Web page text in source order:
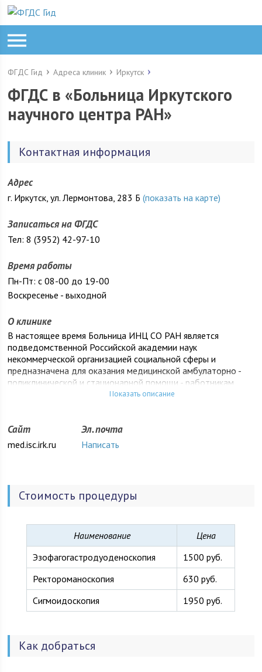
ФГДС Гид Адреса клиник Иркутск
ФГДС в «Больница Иркутского
научного центра РАН»
Контактная информация
Адрес
г. Иркутск, ул. Лермонтова, 283 Б(показать на карте)
Записаться на ФГДС
Тел: 8 (3952) 42-97-10
Время работы
Пн-Пт: с 08-00 до 19-00
Воскресенье - выходной
О клинике
В настоящее время Больница ИНЦ СО РАН является
подведомственной Российской академии наук
некоммерческой организацией социальной сферы и
предназначена для оказания медицинской амбулаторно -
поликлинической и стационарной помощи - работникам
ИНЦ СО РАН и работникам организаций, объединяемых
квалификационную категорию, оказывает медицинские
услуги с применением современного оборудования
Показать описание
Сайт
med.isc.irk.ru
Эл. почта
Написать
Стоимость процедуры
Наименование
Цена
Эзофагогастродуоденоскопия
1500 руб.
Ректороманоскопия
630 руб.
Сигмоидоскопия
1950 руб.
Как добраться